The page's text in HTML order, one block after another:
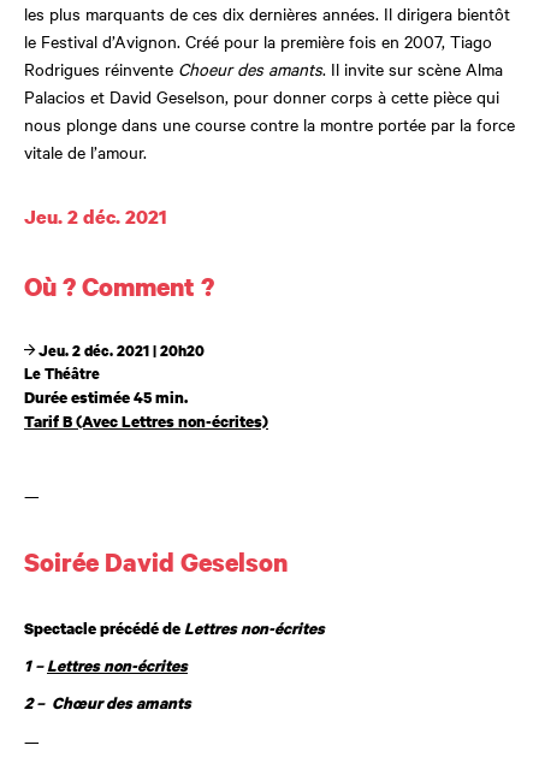
les plus marquants de ces dix dernières années. Il dirigera bientôt
le Festival d’Avignon. Créé pour la première fois en 2007, Tiago
Rodrigues réinvente Choeur des amants. Il invite sur scène Alma
Palacios et David Geselson, pour donner corps à cette pièce qui
nous plonge dans une course contre la montre portée par la force
vitale de l’amour.
Dates et horaires
Jeu. 2 déc. 2021
Où ? Comment ?
Jeu. 2 déc. 2021 | 20h20
Le Théâtre
Durée estimée 45 min.
Tarif B (Avec Lettres non-écrites)
—
Soirée David Geselson
Spectacle précédé deLettres non-écrites
1 –Lettres non-écrites
2 – Chœur des amants
—